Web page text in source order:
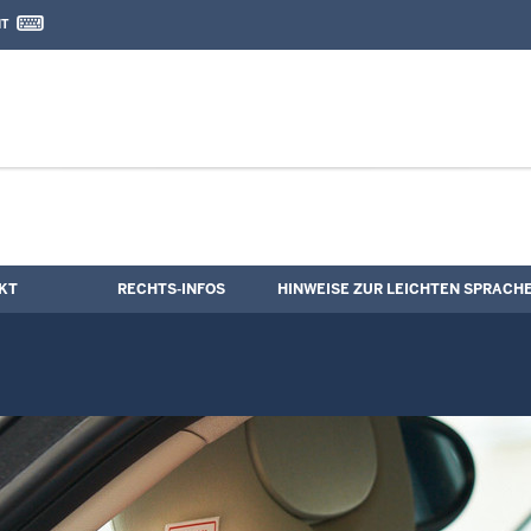
Kontaktformular
RECHTS-INFOS HINWEISE ZUR LEICHTEN